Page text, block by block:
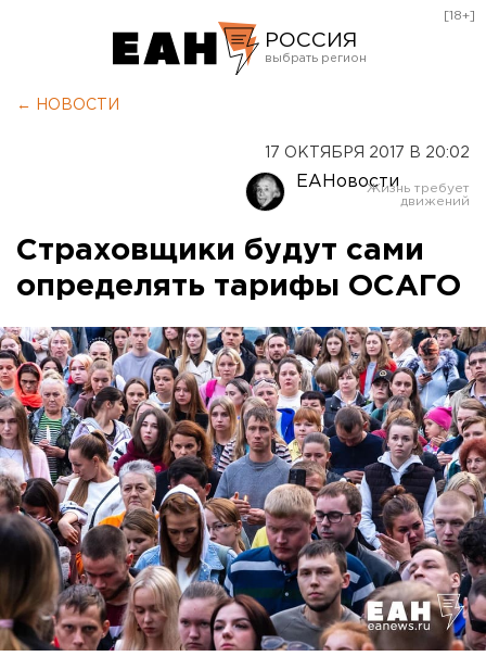
РОССИЯ
Оренбург
[18+]
← НОВОСТИ
17 ОКТЯБРЯ 2017 В 20:02
ЕАНовости
Страховщики будут сами
определять тарифы ОСАГО